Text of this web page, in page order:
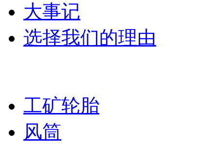
大事记
选择我们的理由
工矿轮胎
风筒